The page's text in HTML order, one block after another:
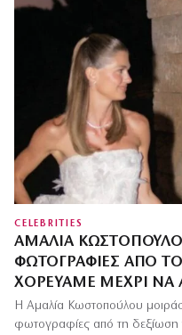
CELEBRITIES
ΑΜΑΛΊΑ
ΦΩΤΟΓΡΑΦΊΕΣ ΑΠΌ
ΧΟΡΕΎΑΜΕ ΜΈΧΡΙ ΝΑ
Η Αμαλία Κωστοπούλου
φωτογραφίες από τη δεξίωση